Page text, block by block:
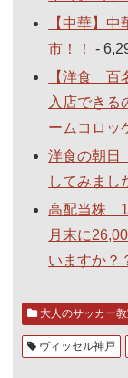
【中華】
市！！
-
【洋食 百
入店でき
ームコロ
洋食の朝日
してみまし
高配当株 1
月末に
いますか？
大人のサッカー
ヴィッセル神戸